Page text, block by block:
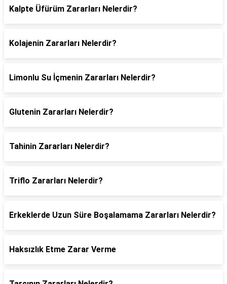
Kalpte Üfürüm Zararları Nelerdir?
Kolajenin Zararları Nelerdir?
Limonlu Su İçmenin Zararları Nelerdir?
Glutenin Zararları Nelerdir?
Tahinin Zararları Nelerdir?
Triflo Zararları Nelerdir?
Erkeklerde Uzun Süre Boşalamama Zararları Nelerdir?
Haksızlık Etme Zarar Verme